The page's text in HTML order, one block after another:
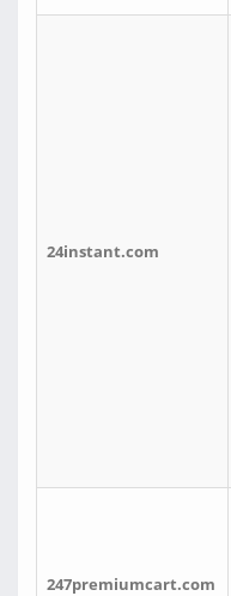
24instant.com
247premiumcart.com